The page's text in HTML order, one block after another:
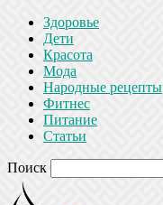
Здоровье
Дети
Красота
Мода
Народные рецепты
Фитнес
Питание
Статьи
Поиск